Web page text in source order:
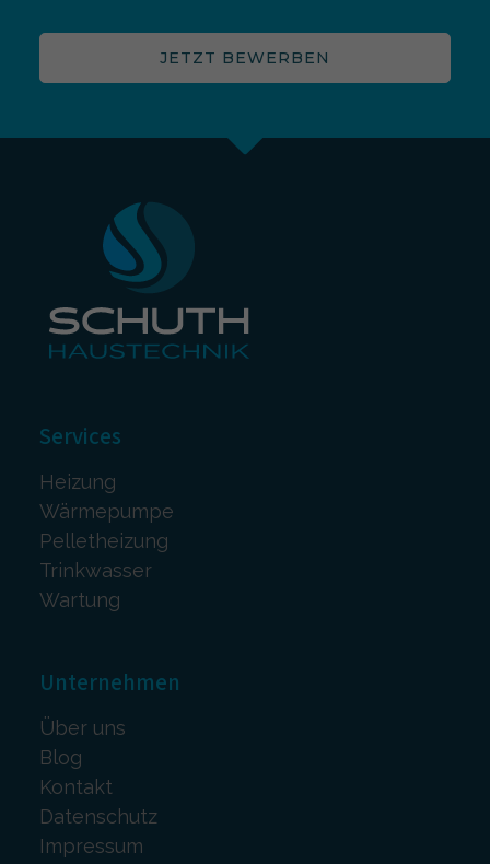
JETZT BEWERBEN
Services
Heizung
Wärmepumpe
Pelletheizung
Trinkwasser
Wartung
Unternehmen
Über uns
Blog
Kontakt
Datenschutz
Impressum